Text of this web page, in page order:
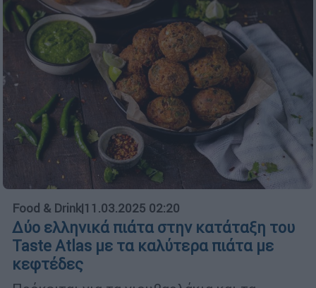
Food & Drink|11.03.2025 02:20
Δύο ελληνικά πιάτα στην κατάταξη του
Taste Atlas με τα καλύτερα πιάτα με
κεφτέδες